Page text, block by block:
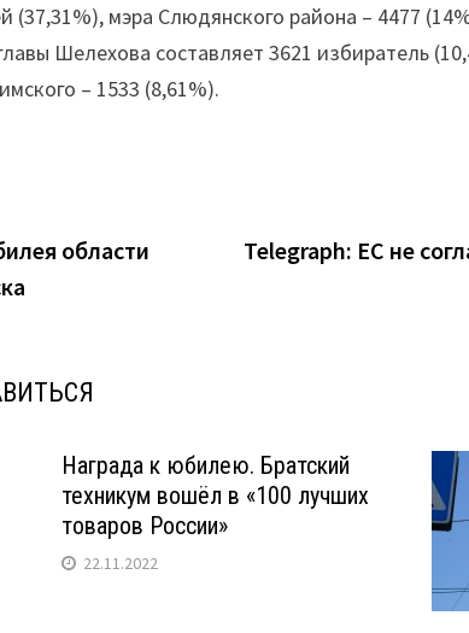
(37,31%), мэра Слюдянского района – 4477
Шелехова составляет 3621 избиратель
– 1533 (8,61%).
области
Telegraph: ЕС не
Награда к юбилею. Братский
техникум вошёл в «100 лучших
товаров России»
22.11.2022